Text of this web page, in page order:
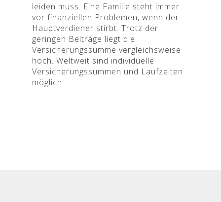
leiden muss. Eine Familie steht immer
vor finanziellen Problemen, wenn der
Hauptverdiener stirbt. Trotz der
geringen Beiträge liegt die
Versicherungssumme vergleichsweise
hoch. Weltweit sind individuelle
Versicherungssummen und Laufzeiten
möglich.